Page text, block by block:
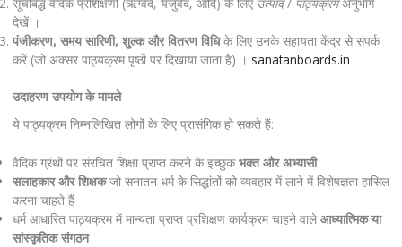
देखें ।
पंजीकरण, समय सारिणी, शुल्क और वितरण विधिके लिए उनके सहायता केंद्र से संपर्क
करें (जो अक्सर पाठ्यक्रम पृष्ठों पर दिखाया जाता है) । sanatanboards.in
उदाहरण उपयोग के मामले
ये पाठ्यक्रम निम्नलिखित लोगों के लिए प्रासंगिक हो सकते हैं:
वैदिक ग्रंथों पर संरचित शिक्षा प्राप्त करने के इच्छुकभक्त और अभ्यासी
सलाहकार और शिक्षकजो सनातन धर्म के सिद्धांतों को व्यवहार में लाने में विशेषज्ञता हासिल
करना चाहते हैं
धर्म आधारित पाठ्यक्रम में मान्यता प्राप्त प्रशिक्षण कार्यक्रम चाहने वालेआध्यात्मिक या
सांस्कृतिक संगठन